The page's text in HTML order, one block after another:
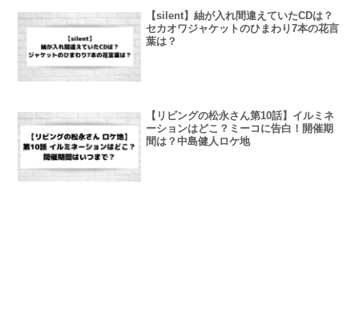
【silent】紬が入れ間違えていたCDは？
セカオワジャケットのひまわり7本の花言
葉は？
【リビングの松永さん第10話】イルミネ
ーションはどこ？ミーコに告白！開催期
間は？中島健人ロケ地